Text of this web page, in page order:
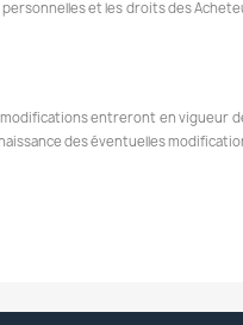
et les droits des
entreront en vigueur
des éventuelles